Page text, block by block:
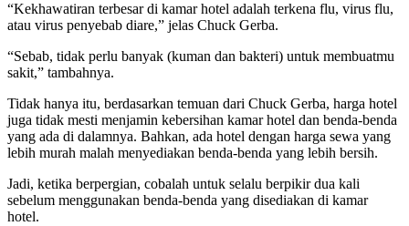
“Kekhawatiran terbesar di kamar hotel adalah terkena flu, virus flu,
atau virus penyebab diare,” jelas Chuck Gerba.
“Sebab, tidak perlu banyak (kuman dan bakteri) untuk membuatmu
sakit,” tambahnya.
Tidak hanya itu, berdasarkan temuan dari Chuck Gerba, harga hotel
juga tidak mesti menjamin kebersihan kamar hotel dan benda-benda
yang ada di dalamnya. Bahkan, ada hotel dengan harga sewa yang
lebih murah malah menyediakan benda-benda yang lebih bersih.
Jadi, ketika berpergian, cobalah untuk selalu berpikir dua kali
sebelum menggunakan benda-benda yang disediakan di kamar
hotel.